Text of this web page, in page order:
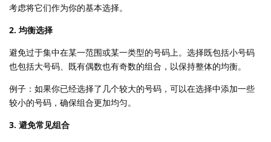
考虑将它们作为你的基本选择。
2. 均衡选择
避免过于集中在某一范围或某一类型的号码上。选择既包括小号码
也包括大号码、既有偶数也有奇数的组合，以保持整体的均衡。
例子：如果你已经选择了几个较大的号码，可以在选择中添加一些
较小的号码，确保组合更加均匀。
3. 避免常见组合